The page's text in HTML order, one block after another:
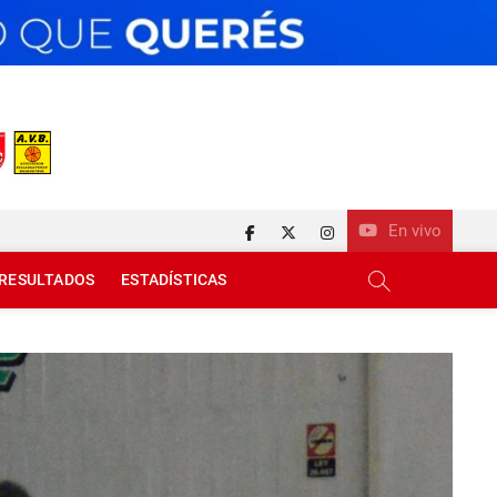
En vivo
facebook
twitterinstagram
RESULTADOS ESTADÍSTICAS